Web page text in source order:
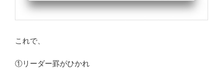
これで、
①リーダー罫がひかれ